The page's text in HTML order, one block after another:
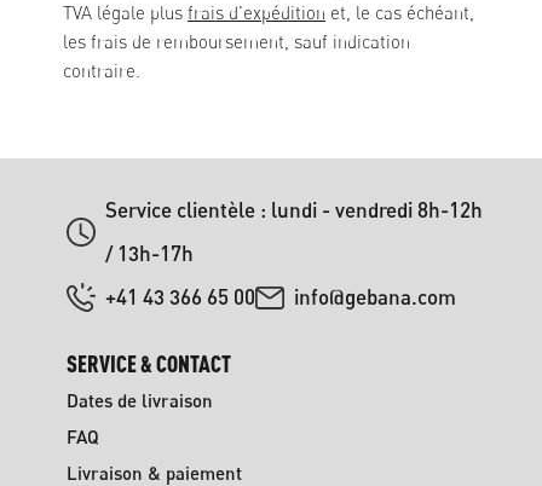
TVA légale plus frais d'expédition et, le cas échéant,
les frais de remboursement, sauf indication
contraire.
Service clientèle : lundi - vendredi 8h-12h
/ 13h-17h
+41 43 366 65 00
info@gebana.com
SERVICE & CONTACT
Dates de livraison
FAQ
Livraison & paiement